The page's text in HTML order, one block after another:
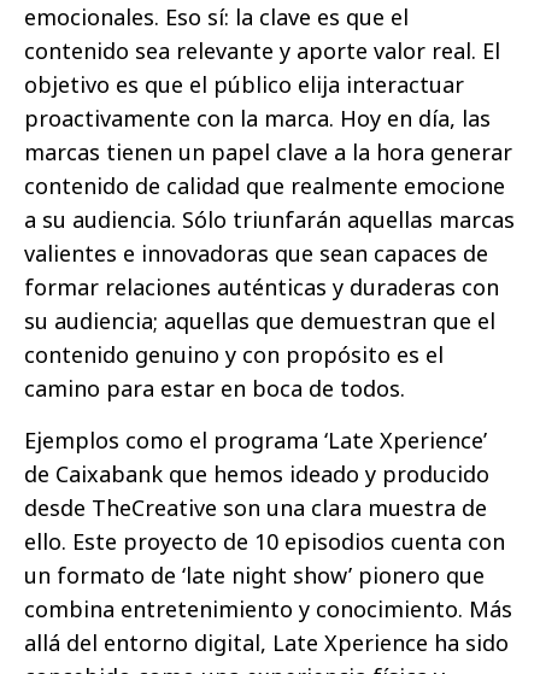
emocionales. Eso sí: la clave es que el
contenido sea relevante y aporte valor real. El
objetivo es que el público elija interactuar
proactivamente con la marca. Hoy en día, las
marcas tienen un papel clave a la hora generar
contenido de calidad que realmente emocione
a su audiencia. Sólo triunfarán aquellas marcas
valientes e innovadoras que sean capaces de
formar relaciones auténticas y duraderas con
su audiencia; aquellas que demuestran que el
contenido genuino y con propósito es el
camino para estar en boca de todos.
Ejemplos como el programa ‘Late Xperience’
de Caixabank que hemos ideado y producido
desde TheCreative son una clara muestra de
ello. Este proyecto de 10 episodios cuenta con
un formato de ‘late night show’ pionero que
combina entretenimiento y conocimiento. Más
allá del entorno digital, Late Xperience ha sido